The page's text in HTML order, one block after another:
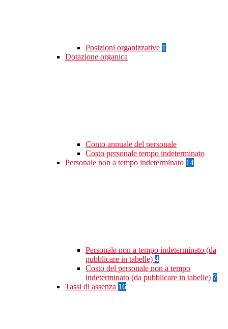
Posizioni organizzative 1
Dotazione organica
Conto annuale del personale
Costo personale tempo indeterminato
Personale non a tempo indeterminato 14
Personale non a tempo indeterminato (da
pubblicare in tabelle) 4
Costo del personale non a tempo
indeterminato (da pubblicare in tabelle) 7
Tassi di assenza 16